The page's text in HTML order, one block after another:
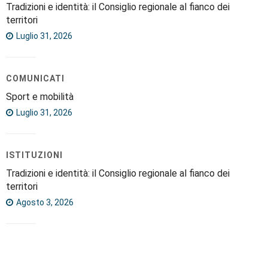
Tradizioni e identità: il Consiglio regionale al fianco dei
territori
Luglio 31, 2026
COMUNICATI
Sport e mobilità
Luglio 31, 2026
ISTITUZIONI
Tradizioni e identità: il Consiglio regionale al fianco dei
territori
Agosto 3, 2026